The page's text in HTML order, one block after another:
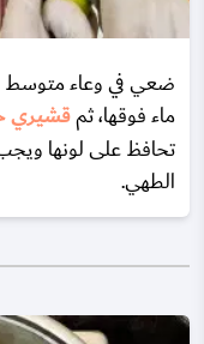
ماء فوقها، ثمقشيري
تحافظ على لونها
الطهي.